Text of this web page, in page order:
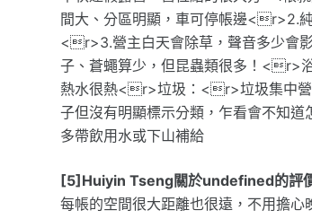
間大、分區明顯，車可停帳邊<r>2.
<r>3.營主白天會除草，聲音多少會
子、蒼蠅算少，但昆蟲類很多！<r>
熱水很熱<r>垃圾：<r>垃圾集中營
子但沒有明顯標示分類，乍看會不知
多帶飲用水或下山補給
[5]Huiyin Tseng關於undefined的評
每帳的空間很大距離也很遠，不用擔